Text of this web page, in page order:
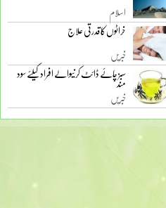
اسلام
خراٹوں کا قدرتی علاج
خبریں
سبز چائے ڈائٹ کرنیوالے افراد کیلئے سود
مند
خبریں